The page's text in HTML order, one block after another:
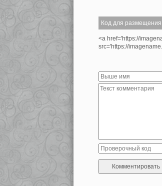
Код для размещения
<a href='https://
src='https://